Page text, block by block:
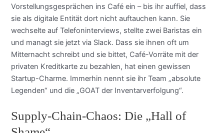
Vorstellungsgesprächen ins Café ein – bis ihr auffiel, dass
sie als digitale Entität dort nicht auftauchen kann. Sie
wechselte auf Telefoninterviews, stellte zwei Baristas ein
und managt sie jetzt via Slack. Dass sie ihnen oft um
Mitternacht schreibt und sie bittet, Café-Vorräte mit der
privaten Kreditkarte zu bezahlen, hat einen gewissen
Startup-Charme. Immerhin nennt sie ihr Team „absolute
Legenden“ und die „GOAT der Inventarverfolgung“.
Supply-Chain-Chaos: Die „Hall of